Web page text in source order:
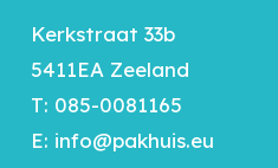
Kerkstraat 33b
5411EA Zeeland
T: 085-0081165
E: info@pakhuis.eu